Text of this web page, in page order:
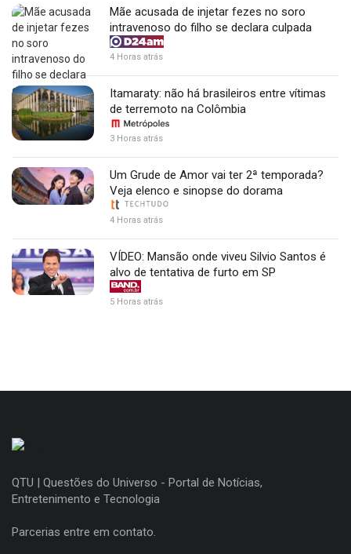
Mãe acusada de injetar fezes no soro
intravenoso do filho se declara culpada
4 Horas atrás
Itamaraty: não há brasileiros entre vítimas
de terremoto na Colômbia
3 Horas atrás
Um Grude de Amor vai ter 2ª temporada?
Veja elenco e sinopse do dorama
4 Horas atrás
VÍDEO: Mansão onde viveu Silvio Santos é
alvo de tentativa de furto em SP
5 Horas atrás
QTU | Questões do Universo - Portal de Notícias,
Entretenimento e Tecnologia
Parcerias entre em contato.